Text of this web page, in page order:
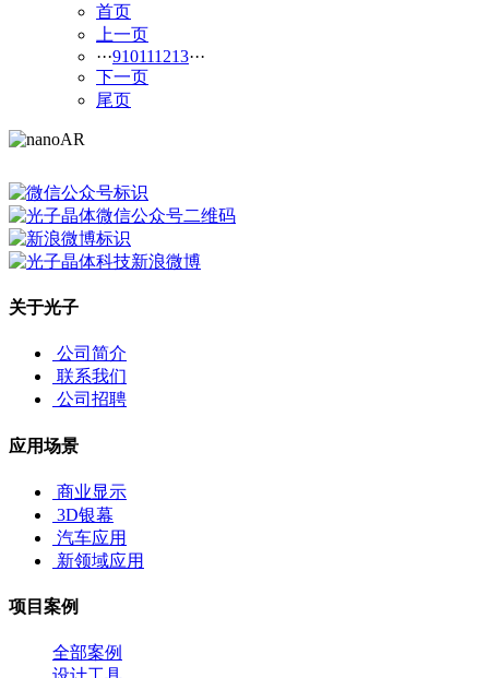
首页
上一页
···910111213···
下一页
尾页
关于光子
公司简介
联系我们
公司招聘
应用场景
商业显示
3D银幕
汽车应用
新领域应用
项目案例
全部案例